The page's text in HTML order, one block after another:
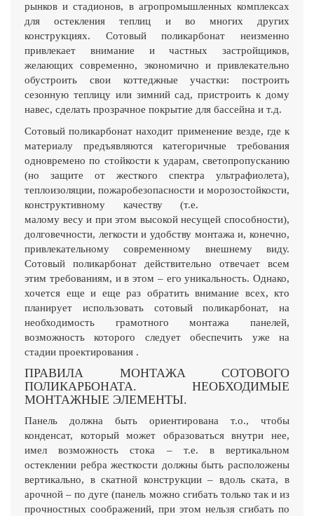
рынков и стадионов, в агропромышленных комплексах
для остекления теплиц и во многих других
конструкциях. Сотовый поликарбонат неизменно
привлекает внимание и частных застройщиков,
желающих современно, экономично и привлекательно
обустроить свои коттеджные участки: построить
сезонную теплицу или зимний сад, пристроить к дому
навес, сделать прозрачное покрытие для бассейна и т.д.
Cотовый поликарбонат находит применение везде, где к
материалу предъявляются категоричные требования
одновремено по стойкости к ударам, светопропусканию
(но защите от жесткого спектра ультрафиолета),
теплоизоляции, пожаробезопасности и морозостойкости,
конструктивному качеству (т.е.
малому весу и при этом высокой несущей способности),
долговечности, легкости и удобству монтажа и, конечно,
привлекательному современному внешнему виду.
Сотовый поликарбонат действительно отвечает всем
этим требованиям, и в этом – его уникальность. Однако,
хочется еще и еще раз обратить внимание всех, кто
планирует использовать сотовый поликарбонат, на
необходимость грамотного монтажа панелей,
возможность которого следует обеспечить уже на
стадии проектирования .
ПРАВИЛА МОНТАЖА СОТОВОГО
ПОЛИКАРБОНАТА. НЕОБХОДИМЫЕ
МОНТАЖНЫЕ ЭЛЕМЕНТЫ.
Панель должна быть ориентирована т.о., чтобы
конденсат, который может образоваться внутри нее,
имел возможность стока – т.е. в вертикальном
остеклении ребра жесткости должны быть расположены
вертикально, в скатной конструкции – вдоль ската, в
арочной – по дуге (панель можно сгибать только так и из
прочностных соображений, при этом нельзя сгибать по